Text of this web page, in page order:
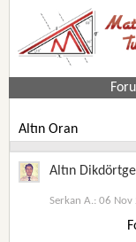
Altın Oran
Altın
Serkan A.: 06